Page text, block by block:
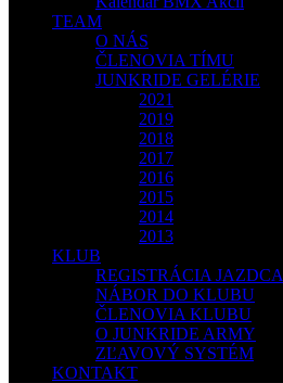
TEAM
O NÁS
ČLENOVIA TÍMU
JUNKRIDE GELÉRIE
2021
2019
2018
2017
2016
2015
2014
2013
KLUB
REGISTRÁCIA JAZDCA
NÁBOR DO KLUBU
ČLENOVIA KLUBU
O JUNKRIDE ARMY
ZĽAVOVÝ SYSTÉM
KONTAKT